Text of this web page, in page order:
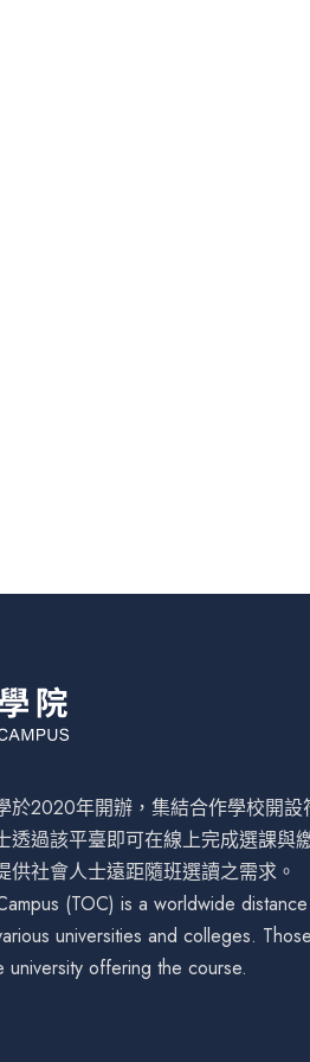
於2020年開辦，集結合作學校開
透過該平臺即可在線上完成選課
供社會人士遠距隨班選讀之需求。
(TOC) is a worldwide
universities and colleges.
university offering the course.